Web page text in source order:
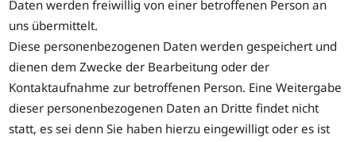
Daten werden freiwillig von einer betroffenen Person an
uns übermittelt.
Diese personenbezogenen Daten werden gespeichert und
dienen dem Zwecke der Bearbeitung oder der
Kontaktaufnahme zur betroffenen Person. Eine Weitergabe
dieser personenbezogenen Daten an Dritte findet nicht
statt, es sei denn Sie haben hierzu eingewilligt oder es ist